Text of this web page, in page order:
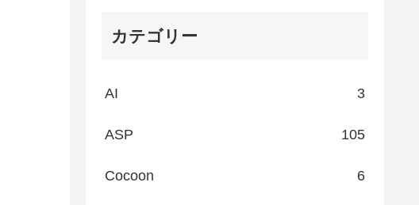
カテゴリー
AI 3
ASP 105
Cocoon 6